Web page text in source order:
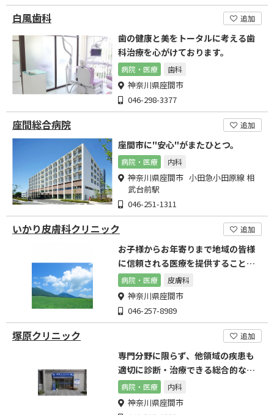
白風歯科 追加
歯の健康と美をトータルに考える歯
科治療を心がけております。
病院・医療 歯科
神奈川県座間市
046-298-3377
座間総合病院 追加
座間市に"安心"がまたひとつ。
病院・医療 内科
神奈川県座間市 小田急小田原線 相
武台前駅
046-251-1311
いかり皮膚科クリニック 追加
お子様からお年寄りまで地域の皆様
に信頼される医療を提供することを
目標としております
病院・医療 皮膚科
神奈川県座間市
046-257-8989
塚原クリニック 追加
専門分野に限らず、他領域の疾患も
適切に診断・治療できる総合的な内
科医を目指してまいります
病院・医療 内科
神奈川県座間市